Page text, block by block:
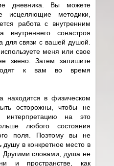
дневника. Вы можете
исцеляющие методики,
работа с внутренним
внутреннего сонастроя
для связи с вашей душой.
меня или свое
звено. Затем запишите
к вам во время
находится в физическом
осторожны, чтобы не
интерпретацию на это
любого состояния
поля. Поэтому вы не
душу в конкретное место в
Другими словами, душа не
и пространстве, как